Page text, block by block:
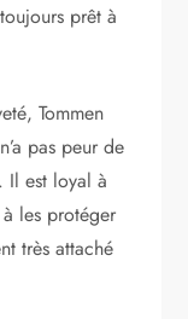
prêt à
Tommen
pas peur de
Il est loyal à
les protéger
très attaché